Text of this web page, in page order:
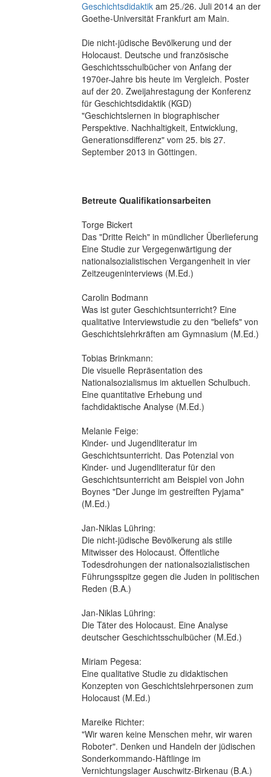
Geschichtsdidaktik am 25./26. Juli 2014 an der
Goethe-Universität Frankfurt am Main.
Die nicht-jüdische Bevölkerung und der
Holocaust. Deutsche und französische
Geschichtsschulbücher von Anfang der
1970er-Jahre bis heute im Vergleich. Poster
auf der 20. Zweijahrestagung der Konferenz
für Geschichtsdidaktik (KGD)
"Geschichtslernen in biographischer
Perspektive. Nachhaltigkeit, Entwicklung,
Generationsdifferenz" vom 25. bis 27.
September 2013 in Göttingen.
Betreute Qualifikationsarbeiten
Torge Bickert
Das "Dritte Reich" in mündlicher Überlieferung
Eine Studie zur Vergegenwärtigung der
nationalsozialistischen Vergangenheit in vier
Zeitzeugeninterviews (M.Ed.)
Carolin Bodmann
Was ist guter Geschichtsunterricht? Eine
qualitative Interviewstudie zu den "beliefs" von
Geschichtslehrkräften am Gymnasium (M.Ed.)
Tobias Brinkmann:
Die visuelle Repräsentation des
Nationalsozialismus im aktuellen Schulbuch.
Eine quantitative Erhebung und
fachdidaktische Analyse (M.Ed.)
Melanie Feige:
Kinder- und Jugendliteratur im
Geschichtsunterricht. Das Potenzial von
Kinder- und Jugendliteratur für den
Geschichtsunterricht am Beispiel von John
Boynes "Der Junge im gestreiften Pyjama"
(M.Ed.)
Jan-Niklas Lühring:
Die nicht-jüdische Bevölkerung als stille
Mitwisser des Holocaust. Öffentliche
Todesdrohungen der nationalsozialistischen
Führungsspitze gegen die Juden in politischen
Reden (B.A.)
Jan-Niklas Lühring:
Die Täter des Holocaust. Eine Analyse
deutscher Geschichtsschulbücher (M.Ed.)
Miriam Pegesa:
Eine qualitative Studie zu didaktischen
Konzepten von Geschichtslehrpersonen zum
Holocaust (M.Ed.)
Mareike Richter:
"Wir waren keine Menschen mehr, wir waren
Roboter". Denken und Handeln der jüdischen
Sonderkommando-Häftlinge im
Vernichtungslager Auschwitz-Birkenau (B.A.)